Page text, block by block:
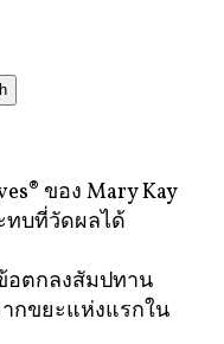
ของ Mary Kay
ทบที่วัดผลได้
อตกลงสัมปทาน
กขยะแห่งแรกใน